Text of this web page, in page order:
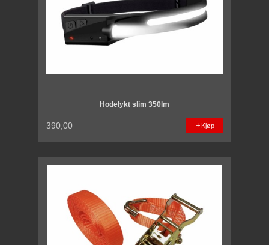
Hodelykt slim 350lm
390,00 Kjøp